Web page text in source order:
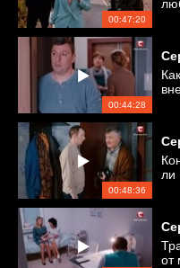
00:47:20
00:44:28
00:48:36
ли
от